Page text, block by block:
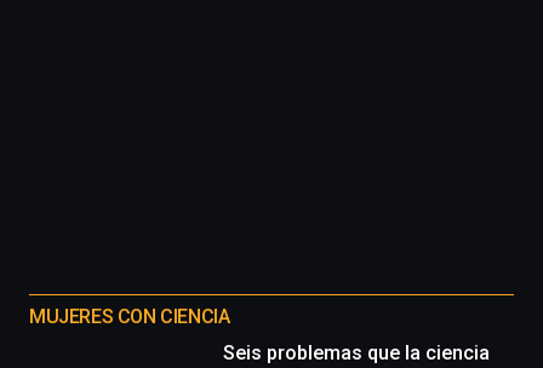
MUJERES CON CIENCIA
Seis problemas que la ciencia